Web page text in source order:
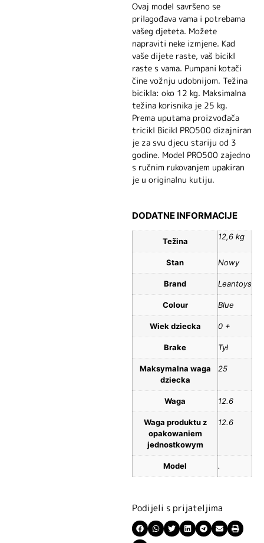
Ovaj model savršeno se
prilagođava vama i potrebama
vašeg djeteta. Možete
napraviti neke izmjene. Kad
vaše dijete raste, vaš bicikl
raste s vama. Pumpani kotači
čine vožnju udobnijom. Težina
bicikla: oko 12 kg. Maksimalna
težina korisnika je 25 kg.
Prema uputama proizvođača
tricikl Bicikl PRO500 dizajniran
je za svu djecu stariju od 3
godine. Model PRO500 zajedno
s ručnim rukovanjem upakiran
je u originalnu kutiju.
DODATNE INFORMACIJE
Težina 12,6 kg
Stan Nowy
Brand Leantoys
Colour Blue
Wiek dziecka 0 +
Brake Tył
Maksymalna waga
dziecka
25
Waga 12.6
Waga produktu z
opakowaniem
jednostkowym
12.6
Model .
Podijeli s prijateljima